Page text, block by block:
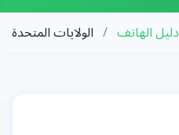
دليل الهاتف / الولايات المتحدة